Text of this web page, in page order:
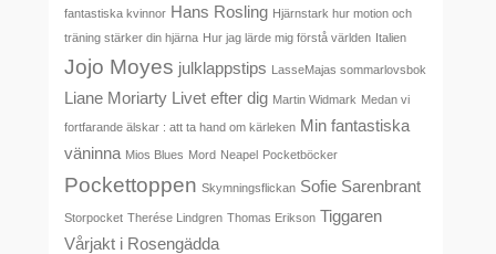
fantastiska kvinnor Hans Rosling Hjärnstark hur motion och
träning stärker din hjärna Hur jag lärde mig förstå världen Italien
Jojo Moyes julklappstips LasseMajas sommarlovsbok
Liane Moriarty Livet efter dig Martin Widmark Medan vi
fortfarande älskar : att ta hand om kärleken Min fantastiska
väninna Mios Blues Mord Neapel Pocketböcker
Pockettoppen Skymningsflickan Sofie Sarenbrant
Storpocket Therése Lindgren Thomas Erikson Tiggaren
Vårjakt i Rosengädda